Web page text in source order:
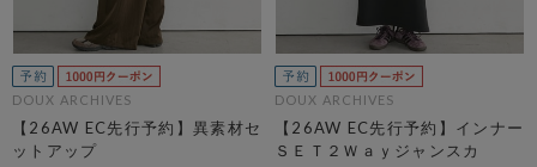
DOUX ARCHIVES
【26AW EC先行予約】異素材セ
ットアップ
DOUX ARCHIVES
【26AW EC先行予約】インナー
ＳＥＴ２Ｗａｙジャンスカ